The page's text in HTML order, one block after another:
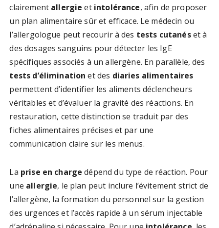
clairement allergie et intolérance, afin de proposer
un plan alimentaire sûr et efficace. Le médecin ou
l’allergologue peut recourir à des tests cutanéset à
des dosages sanguins pour détecter les IgE
spécifiques associés à un allergène. En parallèle, des
tests d’élimination et des diaries alimentaires
permettent d’identifier les aliments déclencheurs
véritables et d’évaluer la gravité des réactions. En
restauration, cette distinction se traduit par des
fiches alimentaires précises et par une
communication claire sur les menus.
La prise en charge dépend du type de réaction. Pour
une allergie, le plan peut inclure l’évitement strict de
l’allergène, la formation du personnel sur la gestion
des urgences et l’accès rapide à un sérum injectable